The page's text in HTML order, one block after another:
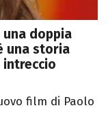
doppia
una storia
intreccio
film di Paolo